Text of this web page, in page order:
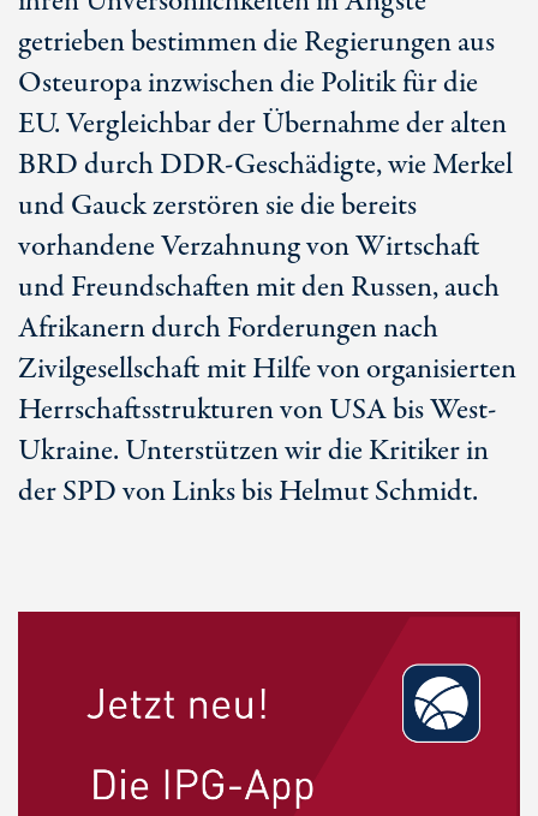
getrieben bestimmen die Regierungen aus
Osteuropa inzwischen die Politik für die
EU. Vergleichbar der Übernahme der alten
BRD durch DDR-Geschädigte, wie Merkel
und Gauck zerstören sie die bereits
vorhandene Verzahnung von Wirtschaft
und Freundschaften mit den Russen, auch
Afrikanern durch Forderungen nach
Zivilgesellschaft mit Hilfe von organisierten
Herrschaftsstrukturen von USA bis West-
Ukraine. Unterstützen wir die Kritiker in
der SPD von Links bis Helmut Schmidt.